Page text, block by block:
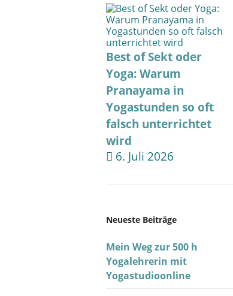
Best of Sekt oder
Yoga: Warum
Pranayama in
Yogastunden so oft
falsch unterrichtet
wird
6. Juli 2026
Neueste Beiträge
Mein Weg zur 500 h
Yogalehrerin mit
Yogastudioonline